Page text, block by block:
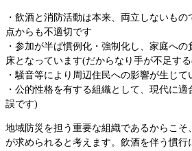
・飲酒と消防活動は本来、両立しないも
点からも不適切です
・参加が半ば慣例化・強制化し、家庭へ
床となっています(だからなり手が不足す
・騒音等により周辺住民への影響が生じて
・公的性格を有する組織として、現代に
誤です)
地域防災を担う重要な組織であるからこそ
が求められると考えます。飲酒を伴う慣行